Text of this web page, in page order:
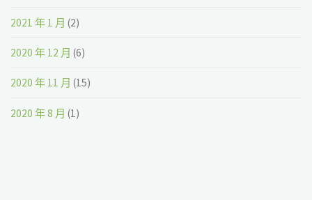
2021 年 1 月 (2)
2020 年 12 月 (6)
2020 年 11 月 (15)
2020 年 8 月 (1)